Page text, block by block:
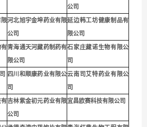
公司
河北旭宇金坤药业有限
公司
延边韩工坊健康制品有
限公司
青海通天河藏药制药有
限公司
石家庄藏诺生物有限公
司
四川和顺康药业有限公
司
云南司艾特药业有限公
司
吉林紫金初元药业有限
公司
宜昌欧赛科技有限公司